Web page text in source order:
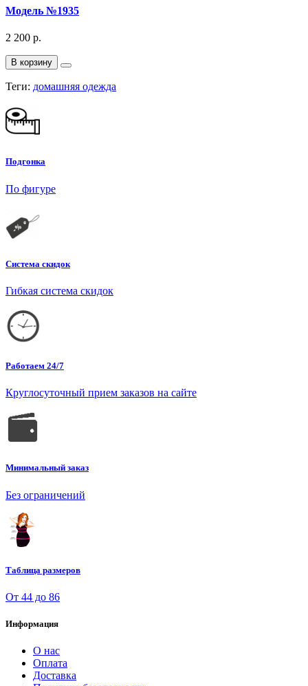
Модель №1935
2 200 р.
В корзину
Теги: домашняя одежда
Подгонка
По фигуре
Система скидок
Гибкая система скидок
Работаем 24/7
Круглосуточный прием заказов на сайте
Минимальный заказ
Без ограничений
Таблица размеров
От 44 до 86
Информация
О нас
Оплата
Доставка